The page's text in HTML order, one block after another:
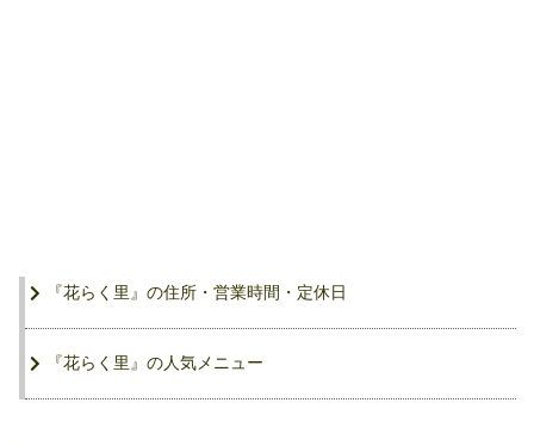
『花らく里』の住所・営業時間・定休日
『花らく里』の人気メニュー